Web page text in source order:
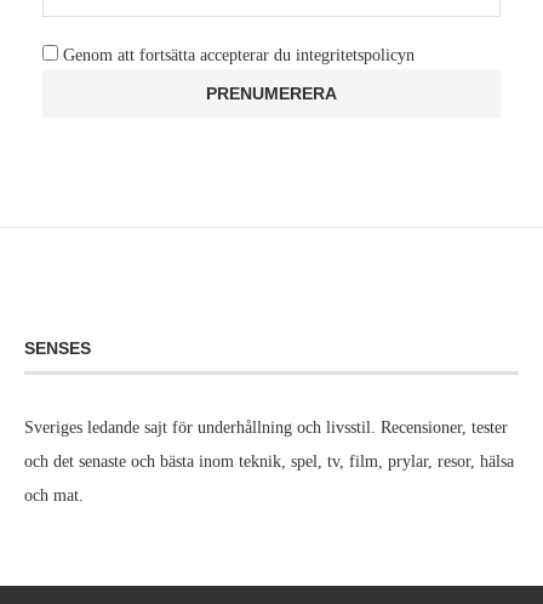
Genom att fortsätta accepterar du integritetspolicyn
SENSES
Sveriges ledande sajt för underhållning och livsstil. Recensioner, tester
och det senaste och bästa inom teknik, spel, tv, film, prylar, resor, hälsa
och mat.